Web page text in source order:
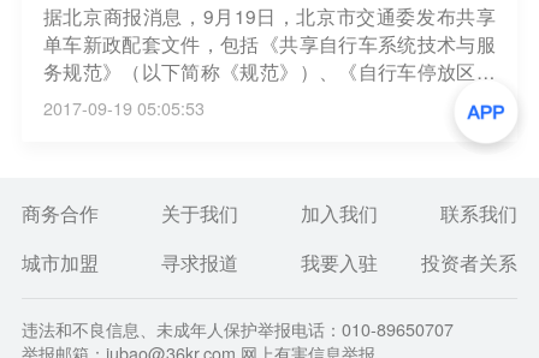
据北京商报消息，9月19日，北京市交通委发布共享
单车新政配套文件，包括《共享自行车系统技术与服
务规范》（以下简称《规范》）、《自行车停放区设
置技术导则》等两个政策文件。本次发布明确了共享
单车使用周期为三年。为保障车辆安全及市场秩序。
《规范》要求每辆车应在车架前管处打永久性标记(钢
投放使用三年应更新或报废。
2017-09-19 05:05:53
商务合作 关于我们 加入我们
联系我们
城市加盟
寻求报道 我要入驻 投资者关系
违法和不良信息、未成年人保护举报电话：010-89650707